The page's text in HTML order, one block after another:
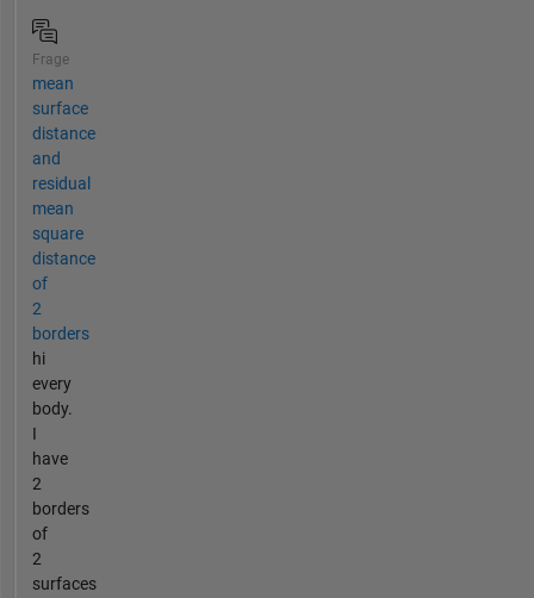
Frage
mean
surface
distance
and
residual
mean
square
distance
of
2
borders
hi
every
body.
I
have
2
borders
of
2
surfaces